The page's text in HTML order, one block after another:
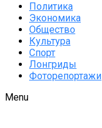
Политика
Экономика
Общество
Культура
Спорт
Лонгриды
Фоторепортажи
Menu